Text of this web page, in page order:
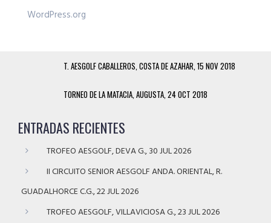
WordPress.org
T. AESGOLF CABALLEROS, COSTA DE AZAHAR, 15 NOV 2018
TORNEO DE LA MATACIA, AUGUSTA, 24 OCT 2018
ENTRADAS RECIENTES
TROFEO AESGOLF, DEVA G., 30 JUL 2026
II CIRCUITO SENIOR AESGOLF ANDA. ORIENTAL, R.
GUADALHORCE C.G., 22 JUL 2026
TROFEO AESGOLF, VILLAVICIOSA G., 23 JUL 2026